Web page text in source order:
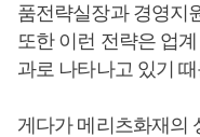
품전략실장과 경영지
또한 이런 전략은 업
과로 나타나고 있기
게다가 메리츠화재의